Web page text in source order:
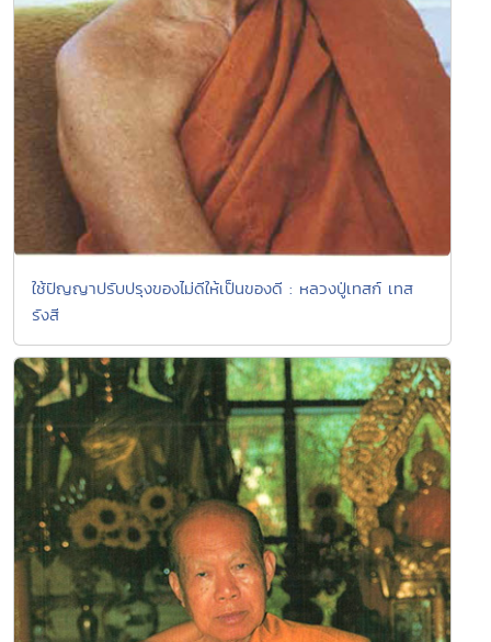
ใช้ปัญญาปรับปรุงของไม่ดีให้เป็นของดี : หลวงปู่เทสก์ เทส
รังสี